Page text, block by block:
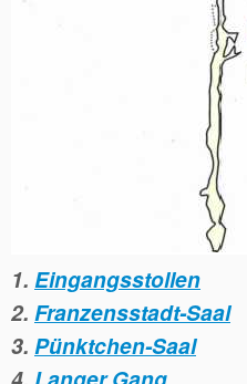
1. Eingangsstollen
2. Franzensstadt-Saal
3. Pünktchen-Saal